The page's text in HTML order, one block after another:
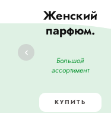
Женский
парфюм.
Большой
ассортимент
КУПИТЬ